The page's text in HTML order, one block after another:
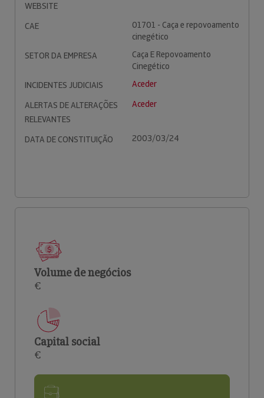
WEBSITE
CAE
01701 - Caça e repovoamento
cinegético
SETOR DA EMPRESA
Caça E Repovoamento
Cinegético
INCIDENTES JUDICIAIS
Aceder
ALERTAS DE ALTERAÇÕES
RELEVANTES
Aceder
DATA DE CONSTITUIÇÃO 2003/03/24
Volume de negócios
€
Capital social
€